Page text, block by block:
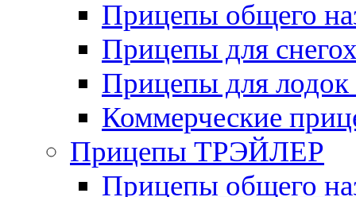
Прицепы общего
Прицепы для
Прицепы для лодок
Коммерческие
Прицепы ТРЭЙЛЕР
Прицепы общего